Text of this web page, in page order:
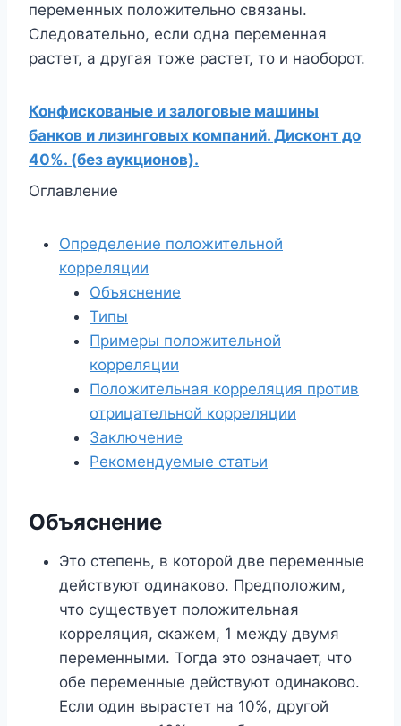
переменных положительно связаны.
Следовательно, если одна переменная
растет, а другая тоже растет, то и наоборот.
Конфискованые и залоговые машины
банков и лизинговых компаний. Дисконт до
40%. (без аукционов).
Оглавление
Определение положительной
корреляции
Объяснение
Типы
Примеры положительной
корреляции
Положительная корреляция против
отрицательной корреляции
Заключение
Рекомендуемые статьи
Объяснение
Это степень, в которой две переменные
действуют одинаково. Предположим,
что существует положительная
корреляция, скажем, 1 между двумя
переменными. Тогда это означает, что
обе переменные действуют одинаково.
Если один вырастет на 10%, другой